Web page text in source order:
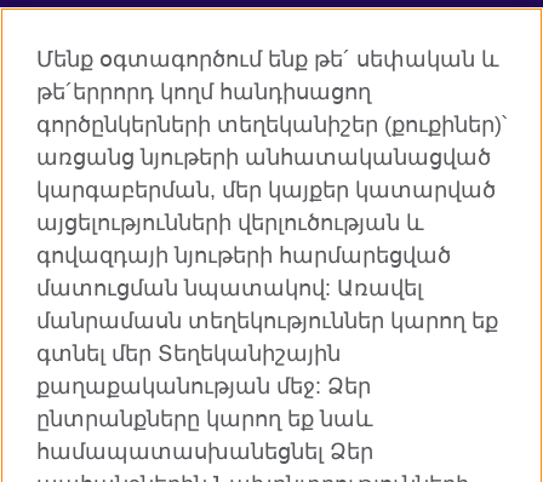
YouTube Flickr
Instagram
TikTok
Բրիտանական խորհուրդն աշխարհում
Գաղտնիություն և դրույթներ
Տեղանիշեր
Կայքի քարտեզ
Մենք օգտագործում ենք թե´ սեփական և
թե´երրորդ կողմ հանդիսացող
գործընկերների տեղեկանիշեր (քուքիներ)՝
առցանց նյութերի անհատականացված
կարգաբերման, մեր կայքեր կատարված
այցելությունների վերլուծության և
գովազդայի նյութերի հարմարեցված
մատուցման նպատակով: Առավել
մանրամասն տեղեկություններ կարող եք
գտնել մեր Տեղեկանիշային
քաղաքականության մեջ: Ձեր
ընտրանքները կարող եք նաև
համապատասխանեցնել Ձեր